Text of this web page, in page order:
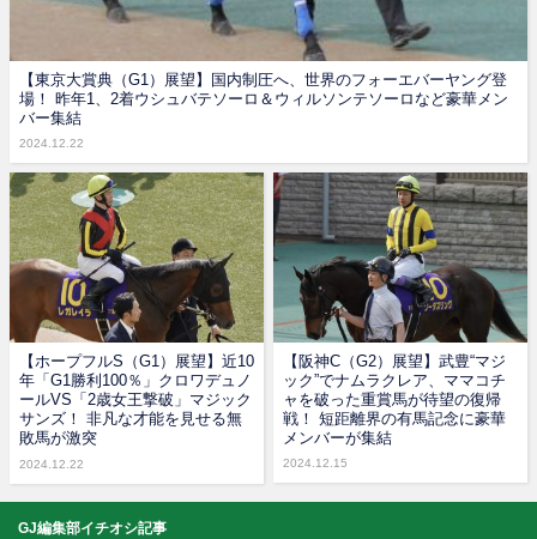
【東京大賞典（G1）展望】国内制圧へ、世界のフォーエバーヤング登
場！ 昨年1、2着ウシュバテソーロ＆ウィルソンテソーロなど豪華メン
バー集結
2024.12.22
【ホープフルS（G1）展望】近10
年「G1勝利100％」クロワデュノ
ールVS「2歳女王撃破」マジック
サンズ！ 非凡な才能を見せる無
敗馬が激突
2024.12.22
【阪神C（G2）展望】武豊“マジ
ック”でナムラクレア、ママコチ
ャを破った重賞馬が待望の復帰
戦！ 短距離界の有馬記念に豪華
メンバーが集結
2024.12.15
GJ編集部イチオシ記事